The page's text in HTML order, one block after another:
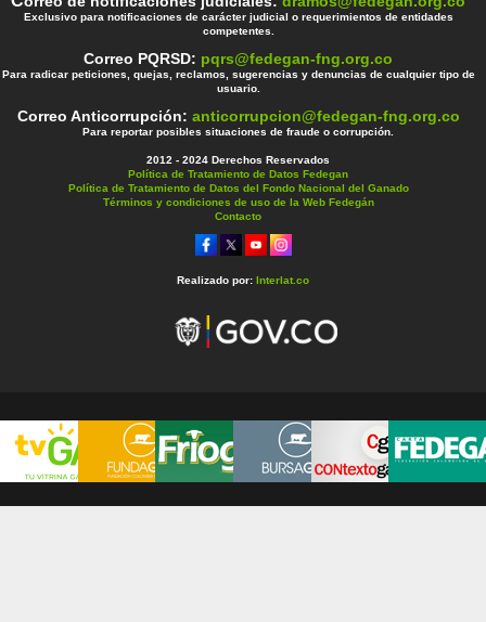
Exclusivo para notificaciones de carácter judicial o requerimientos de entidades
competentes.
Correo PQRSD: pqrs@fedegan-fng.org.co
Para radicar peticiones, quejas, reclamos, sugerencias y denuncias de cualquier tipo de
usuario.
Correo Anticorrupción: anticorrupcion@fedegan-fng.org.co
Para reportar posibles situaciones de fraude o corrupción.
2012 - 2024 Derechos Reservados
Política de Tratamiento de Datos Fedegan
Política de Tratamiento de Datos del Fondo Nacional del Ganado
Términos y condiciones de uso de la Web Fedegán
Contacto
Realizado por: Interlat.co